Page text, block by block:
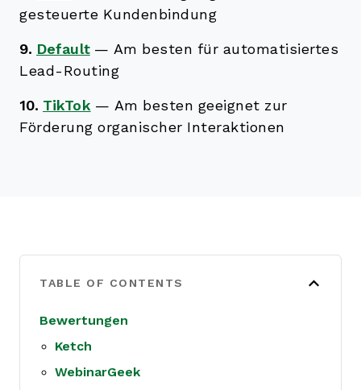
gesteuerte Kundenbindung
9. Default — Am besten für automatisiertes
Lead-Routing
10. TikTok — Am besten geeignet zur
Förderung organischer Interaktionen
TABLE OF CONTENTS
Bewertungen
Ketch
WebinarGeek